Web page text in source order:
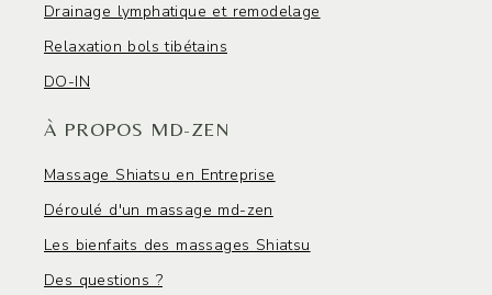
Drainage lymphatique et remodelage
Relaxation bols tibétains
DO-IN
À PROPOS MD-ZEN
Massage Shiatsu en Entreprise
Déroulé d'un massage md-zen
Les bienfaits des massages Shiatsu
Des questions ?